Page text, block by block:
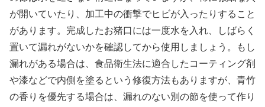
が開いていたり、加工中の衝撃でヒビが入ったりすること
があります。完成したお猪口には一度水を入れ、しばらく
置いて漏れがないかを確認してから使用しましょう。もし
漏れがある場合は、食品衛生法に適合したコーティング剤
や漆などで内側を塗るという修復方法もありますが、青竹
の香りを優先する場合は、漏れのない別の節を使って作り